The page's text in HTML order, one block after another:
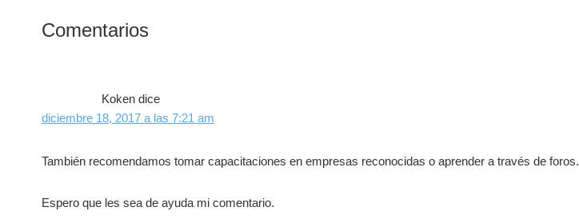
Interacciones
lectores
Comentarios
Koken dice
diciembre 18, 2017 a las 7:21 am
También recomendamos tomar capacitaciones en empresas reconocidas o aprender a través de foros.
Espero que les sea de ayuda mi comentario.